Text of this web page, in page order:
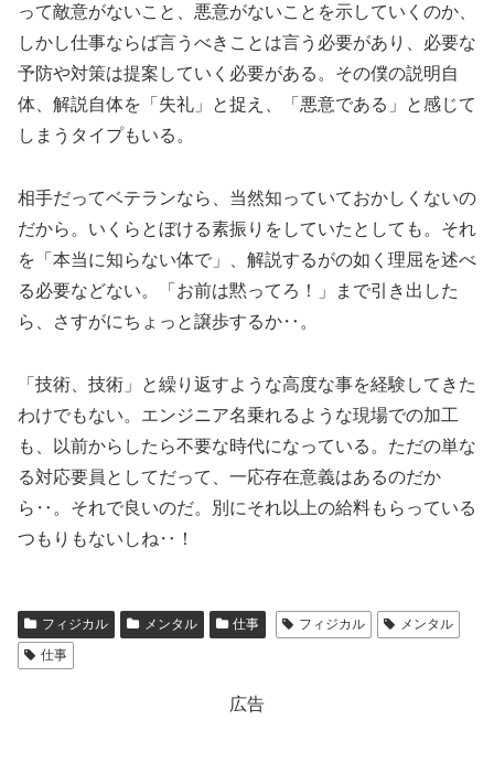
って敵意がないこと、悪意がないことを示していくのか、
しかし仕事ならば言うべきことは言う必要があり、必要な
予防や対策は提案していく必要がある。その僕の説明自
体、解説自体を「失礼」と捉え、「悪意である」と感じて
しまうタイプもいる。
相手だってベテランなら、当然知っていておかしくないの
だから。いくらとぼける素振りをしていたとしても。それ
を「本当に知らない体で」、解説するがの如く理屈を述べ
る必要などない。「お前は黙ってろ！」まで引き出した
ら、さすがにちょっと譲歩するか‥。
「技術、技術」と繰り返すような高度な事を経験してきた
わけでもない。エンジニア名乗れるような現場での加工
も、以前からしたら不要な時代になっている。ただの単な
る対応要員としてだって、一応存在意義はあるのだか
ら‥。それで良いのだ。別にそれ以上の給料もらっている
つもりもないしね‥！
フィジカル メンタル 仕事 フィジカル
メンタル
仕事
広告